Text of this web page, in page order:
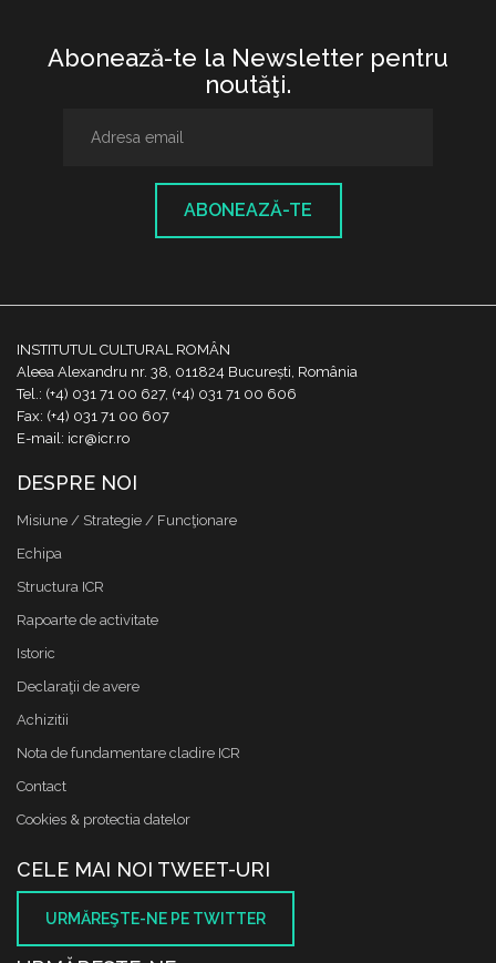
Abonează-te la Newsletter pentru
noutăţi.
ABONEAZĂ-TE
INSTITUTUL CULTURAL ROMÂN
Aleea Alexandru nr. 38, 011824 București, România
Tel.: (+4) 031 71 00 627, (+4) 031 71 00 606
Fax: (+4) 031 71 00 607
E-mail: icr@icr.ro
DESPRE NOI
Misiune / Strategie / Funcţionare
Echipa
Structura ICR
Rapoarte de activitate
Istoric
Declaraţii de avere
Achizitii
Nota de fundamentare cladire ICR
Contact
Cookies & protectia datelor
CELE MAI NOI TWEET-URI
URMĂREŞTE-NE PE TWITTER